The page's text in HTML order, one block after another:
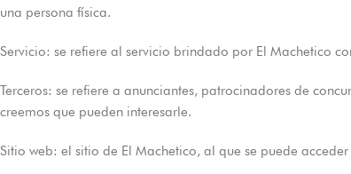
una persona física.
Servicio: se refiere al servicio brindado por El Machetico
Terceros: se refiere a anunciantes, patrocinadores de
creemos que pueden interesarle.
Sitio web: el sitio de El Machetico, al que se puede acceder